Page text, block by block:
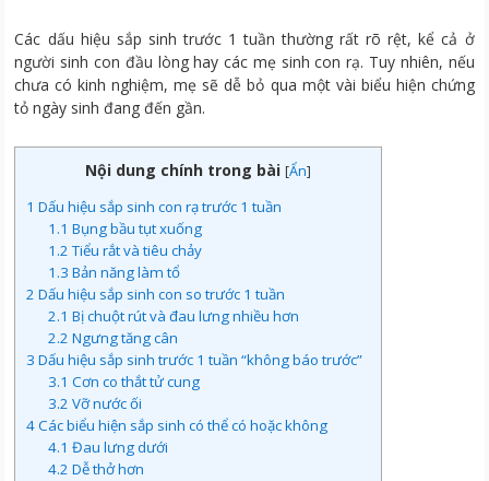
Các dấu hiệu sắp sinh trước 1 tuần thường rất rõ rệt, kể cả ở
người sinh con đầu lòng hay các mẹ sinh con rạ. Tuy nhiên, nếu
chưa có kinh nghiệm, mẹ sẽ dễ bỏ qua một vài biểu hiện chứng
tỏ ngày sinh đang đến gần.
Nội dung chính trong bài [Ẩn]
1 Dấu hiệu sắp sinh con rạ trước 1 tuần
1.1 Bụng bầu tụt xuống
1.2Tiểu rắt và tiêu chảy
1.3 Bản năng làm tổ
2 Dấu hiệu sắp sinh con so trước 1 tuần
2.1 Bị chuột rút và đau lưng nhiều hơn
2.2 Ngưng tăng cân
3 Dấu hiệu sắp sinh trước 1 tuần “không báo trước”
3.1 Cơn co thắt tử cung
3.2 Vỡ nước ối
4Các biểu hiện sắp sinh có thể có hoặc không
4.1 Đau lưng dưới
4.2 Dễ thở hơn